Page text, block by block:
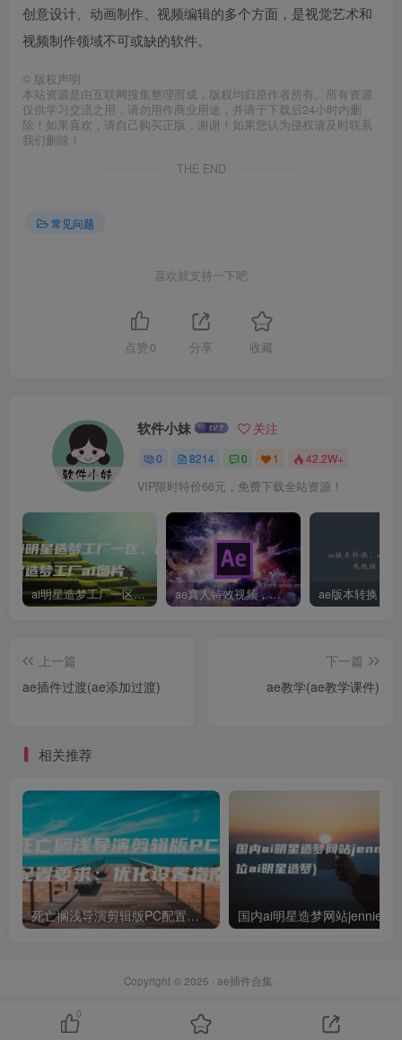
创意设计、动画制作、视频编辑的多个方面，是视觉艺术和
视频制作领域不可或缺的软件。
© 版权声明
本站资源是由互联网搜集整理而成，版权均归原作者所有。所有资源
仅供学习交流之用，请勿用作商业用途，并请于下载后24小时内删
除！如果喜欢，请自己购买正版，谢谢！如果您认为侵权请及时联系
我们删除！
THE END
常见问题
喜欢就支持一下吧
点赞 0 分享 收藏
软件小妹 关注
0 8214 0 1 42.2W+
VIP限时特价66元，免费下载全站资源！
ai明星造梦工厂一区，明星造梦工厂ai图片 ae真人特效视频，大学生第一次做ppt怎么做
上一篇
ae插件过渡(ae添加过渡)
下一篇
ae教学(ae教学课件)
相关推荐
死亡搁浅导演剪辑版PC配置要求：优化设置指南
Copyright © 2025 · ae插件合集 ·
0